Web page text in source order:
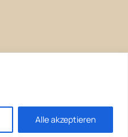
Alle akzeptieren